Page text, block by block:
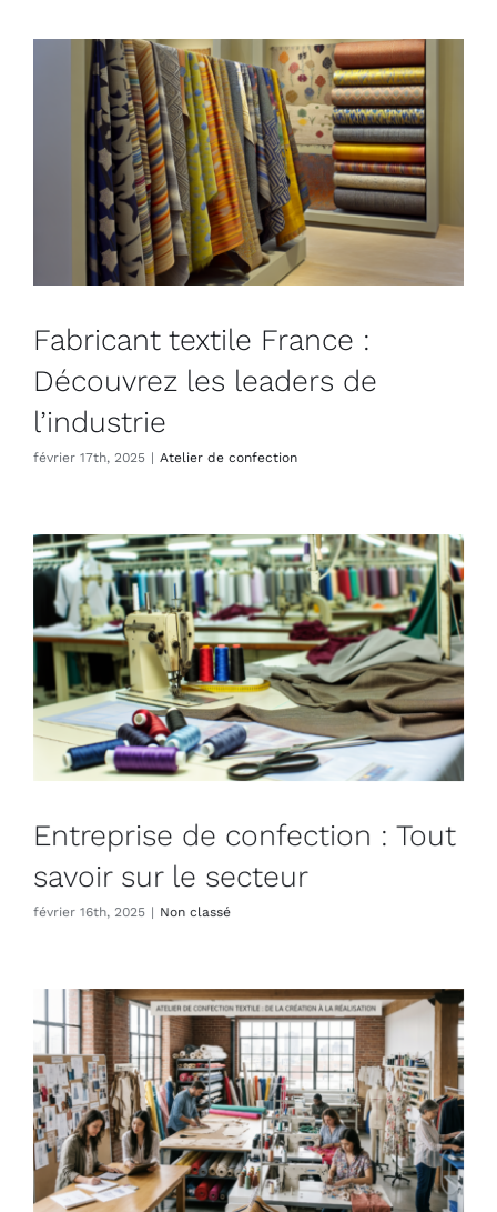
Fabricant textile France :
Découvrez les leaders de
l’industrie
février 17th, 2025 | Atelier de confection
Entreprise de confection : Tout
savoir sur le secteur
février 16th, 2025 | Non classé